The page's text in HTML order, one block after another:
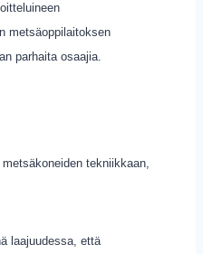
metsäoppilaitoksen
parhaita osaajia.
tekniikkaan,
laajuudessa, että